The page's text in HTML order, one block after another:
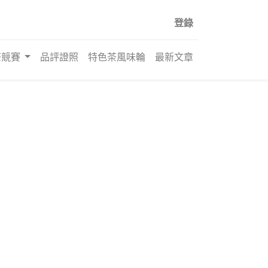
登錄
賽 品評證照 特色茶風味輪 最新文章